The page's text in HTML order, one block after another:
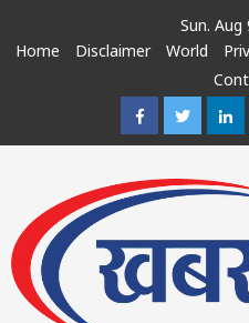
Sun.
Home
Disclaimer World
FacebookTwitter